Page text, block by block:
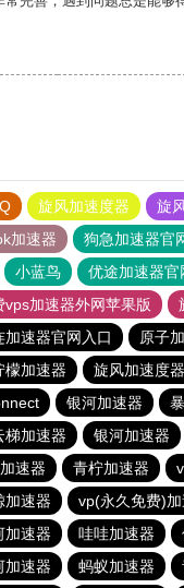
旋风加速度器
旋
加速器
狗急加速器官
小蓝鸟 优途加速器官
vps加速器外网苹果版
加速器官网入口
原子
檬加速器 旋风加速度器
银河加速器
梯加速器 银河加速器
速器 青柠加速器
加速器
vp(永久免费)加
加速器 哇哇加速器
加速器 蚂蚁加速器